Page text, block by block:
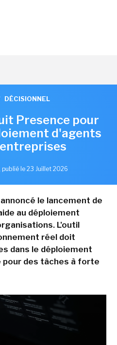
DÉCISIONNEL
Presence pour
d'agents
publié le 23 Juillet 2026
le lancement de
au déploiement
L'outil
réel doit
dans le déploiement
des tâches à forte